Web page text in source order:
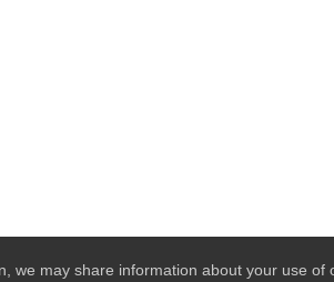
we may share information about your use of